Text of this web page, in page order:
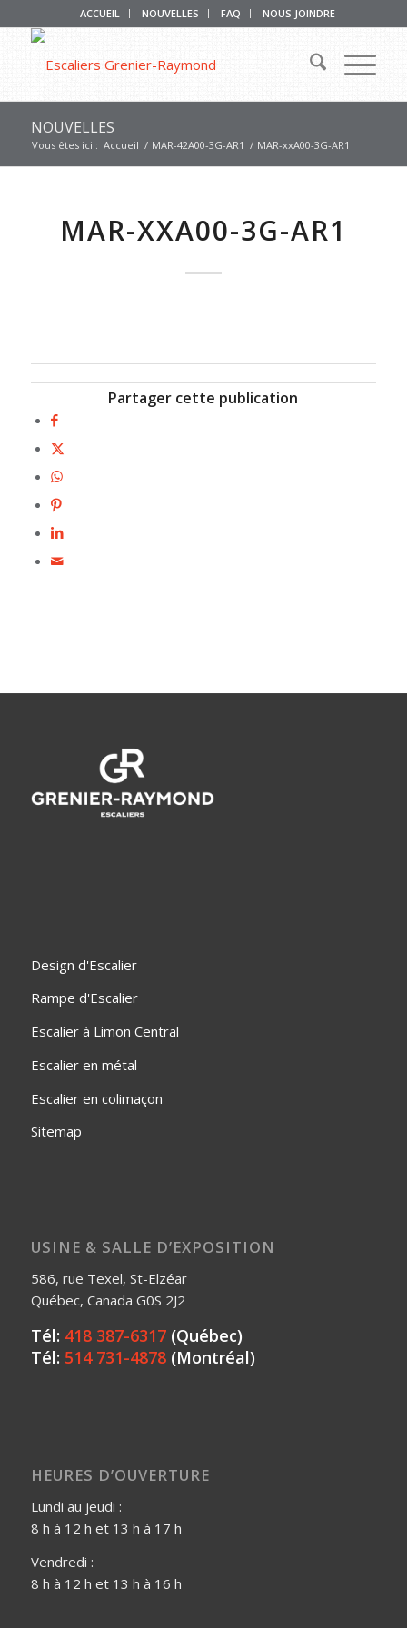
ACCUEIL NOUVELLES FAQ NOUS JOINDRE
NOUVELLES
Vous êtes ici : Accueil / MAR-42A00-3G-AR1 / MAR-xxA00-3G-AR1
MAR-XXA00-3G-AR1
Partager cette publication
Design d'Escalier
Rampe d'Escalier
Escalier à Limon Central
Escalier en métal
Escalier en colimaçon
Sitemap
USINE & SALLE D’EXPOSITION
586, rue Texel, St-Elzéar
Québec, Canada G0S 2J2
Tél: 418 387-6317(Québec)
Tél: 514 731-4878(Montréal)
HEURES D’OUVERTURE
Lundi au jeudi :
8 h à 12 h et 13 h à 17 h
Vendredi :
8 h à 12 h et 13 h à 16 h